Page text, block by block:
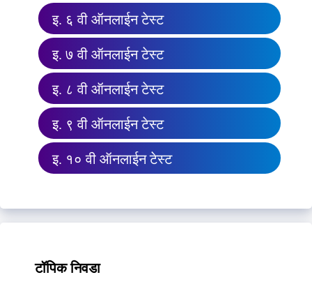
इ. ६ वी ऑनलाईन टेस्ट
इ. ७ वी ऑनलाईन टेस्ट
इ. ८ वी ऑनलाईन टेस्ट
इ. ९ वी ऑनलाईन टेस्ट
इ. १० वी ऑनलाईन टेस्ट
टॉपिक निवडा